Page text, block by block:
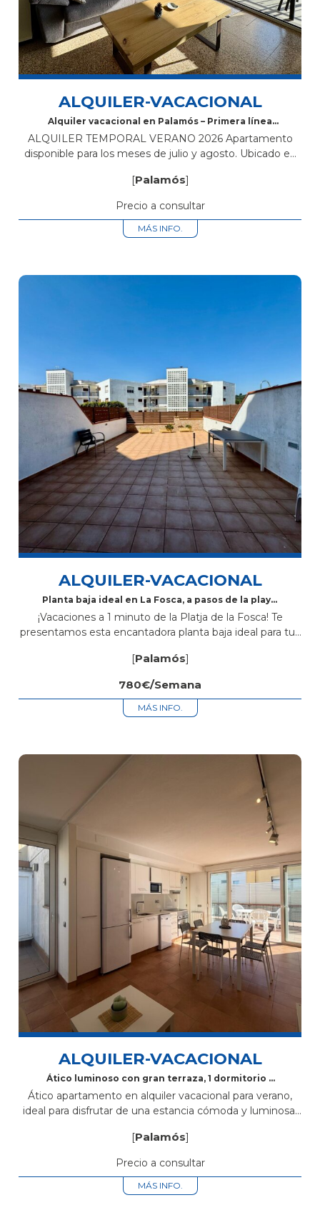
ALQUILER-VACACIONAL
Alquiler vacacional en Palamós – Primera línea
ALQUILER TEMPORAL VERANO 2026 Apartamento
disponible para los meses de julio y agosto. Ubicado en
de mar, con impresionantes...
[Palamós]
Precio a consultar
MÁS INFO.
ALQUILER-VACACIONAL
Planta baja ideal en La Fosca, a pasos de la playa,
¡Vacaciones a 1 minuto de la Platja de la Fosca! Te
presentamos esta encantadora planta baja ideal para tus
la...
[Palamós]
780€/Semana
MÁS INFO.
ALQUILER-VACACIONAL
Ático luminoso con gran terraza, 1 dormitorio y
Ático apartamento en alquiler vacacional para verano,
ideal para disfrutar de una estancia cómoda y luminosa.
suite y salida directa...
[Palamós]
Precio a consultar
MÁS INFO.